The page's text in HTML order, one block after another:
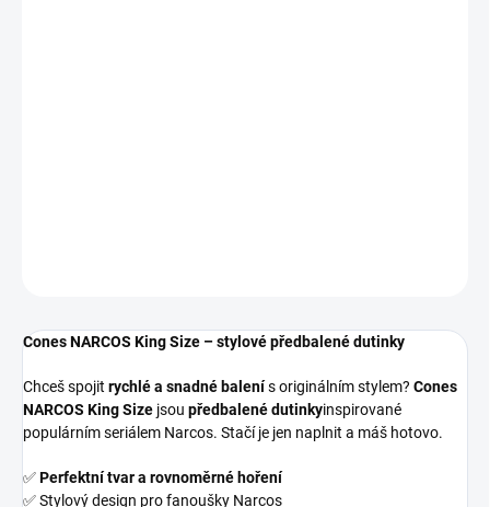
Cones NARCOS King Size – stylové předbalené dutinky
Chceš spojit rychlé a snadné balenís originálním stylem? Cones
NARCOS King Size jsou předbalené dutinkyinspirované
populárním seriálem Narcos. Stačí je jen naplnit a máš hotovo.
✅Perfektní tvar a rovnoměrné hoření
✅ Stylový design pro fanoušky Narcos